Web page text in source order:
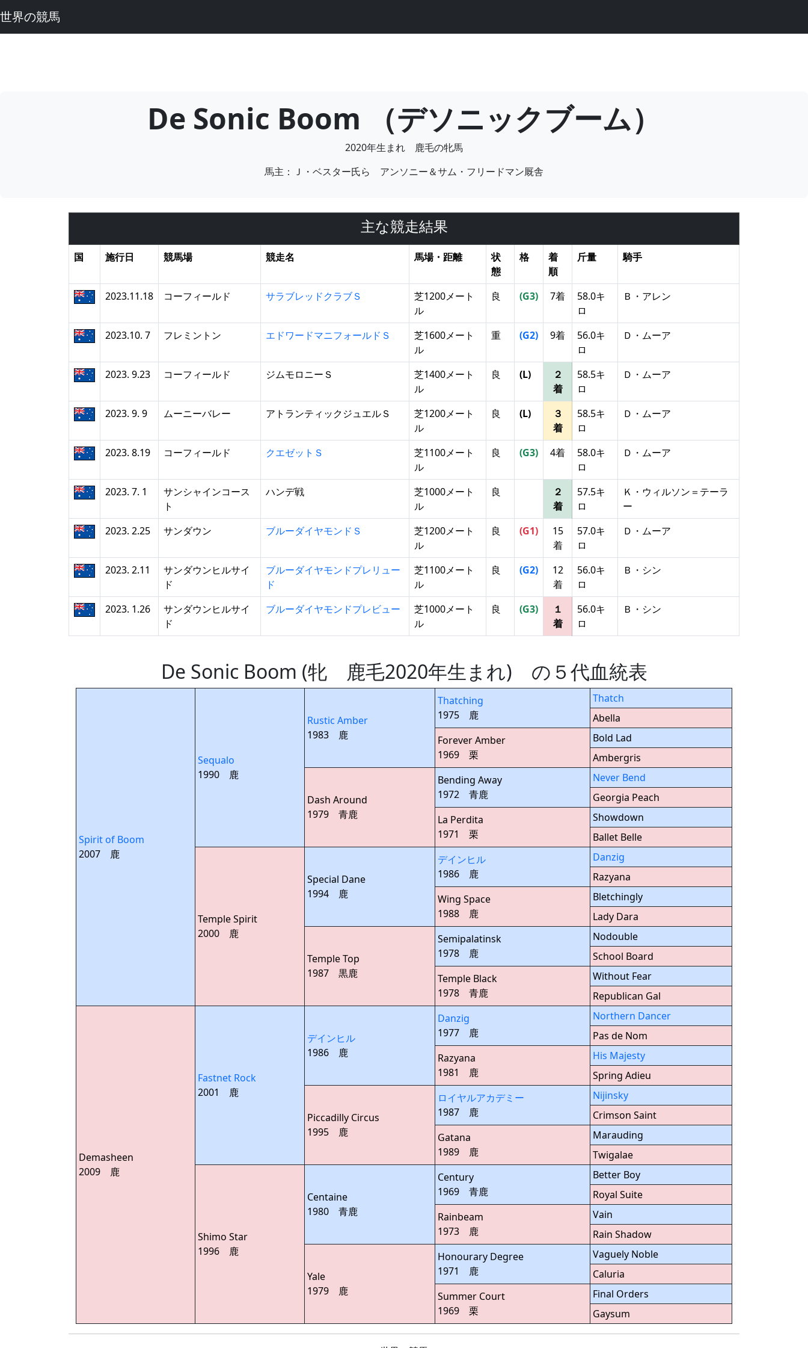
世界の競馬
De Sonic Boom （デソニックブーム）
2020年生まれ 鹿毛の牝馬
馬主：Ｊ・ベスター氏ら アンソニー＆サム・フリードマン厩舎
主な競走結果
国 施行日 競馬場 競走名 馬場・距離
状
態
格
着
順
斤量 騎手
2023.11.18 コーフィールド サラブレッドクラブＳ
芝1200メート
ル
良 (G3) 7着
58.0キ
ロ
Ｂ・アレン
2023.10. 7 フレミントン エドワードマニフォールドＳ
芝1600メート
ル
重 (G2) 9着
56.0キ
ロ
Ｄ・ムーア
2023. 9.23 コーフィールド ジムモロニーＳ
芝1400メート
ル
良 (L)
２
着
58.5キ
ロ
Ｄ・ムーア
2023. 9. 9 ムーニーバレー アトランティックジュエルＳ
芝1200メート
ル
良 (L)
３
着
58.5キ
ロ
Ｄ・ムーア
2023. 8.19 コーフィールド クエゼットＳ
芝1100メート
ル
良 (G3) 4着
58.0キ
ロ
Ｄ・ムーア
2023. 7. 1
サンシャインコース
ト
ハンデ戦
芝1000メート
ル
良
２
着
57.5キ
ロ
Ｋ・ウィルソン＝テーラ
ー
2023. 2.25
サンダウン ブルーダイヤモンドＳ
芝1200メート
ル
良 (G1)
15
着
57.0キ
ロ
Ｄ・ムーア
2023. 2.11
サンダウンヒルサイ
ド
ブルーダイヤモンドプレリュー
ド
芝1100メート
ル
良 (G2)
12
着
56.0キ
ロ
Ｂ・シン
2023. 1.26
サンダウンヒルサイ
ド
ブルーダイヤモンドプレビュー
芝1000メート
ル
良 (G3)
１
着
56.0キ
ロ
Ｂ・シン
De Sonic Boom (牝 鹿毛2020年生まれ) の５代血統表
Spirit of Boom
2007 鹿
Sequalo
1990 鹿
Rustic Amber
1983 鹿
Thatching
1975 鹿
Thatch
Abella
Forever Amber
1969 栗
Bold Lad
Ambergris
Dash Around
1979 青鹿
Bending Away
1972 青鹿
Never Bend
Georgia Peach
La Perdita
1971 栗
Showdown
Ballet Belle
Temple Spirit
2000 鹿
Special Dane
1994 鹿
デインヒル
1986 鹿
Danzig
Razyana
Wing Space
1988 鹿
Bletchingly
Lady Dara
Temple Top
1987 黒鹿
Semipalatinsk
1978 鹿
Nodouble
School Board
Temple Black
1978 青鹿
Without Fear
Republican Gal
Demasheen
2009 鹿
Fastnet Rock
2001 鹿
デインヒル
1986 鹿
Danzig
1977 鹿
Northern Dancer
Pas de Nom
Razyana
1981 鹿
His Majesty
Spring Adieu
Piccadilly Circus
1995 鹿
ロイヤルアカデミー
1987 鹿
Nijinsky
Crimson Saint
Gatana
1989 鹿
Marauding
Twigalae
Shimo Star
1996 鹿
Centaine
1980 青鹿
Century
1969 青鹿
Better Boy
Royal Suite
Rainbeam
1973 鹿
Vain
Rain Shadow
Yale
1979 鹿
Honourary Degree
1971 鹿
Vaguely Noble
Caluria
Summer Court
1969 栗
Final Orders
Gaysum